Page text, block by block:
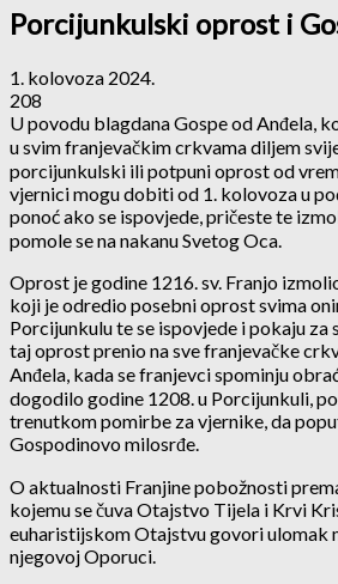
Porcijunkulski oprost i
1. kolovoza 2024.
208
U povodu blagdana Gospe od Anđela,
u svim franjevačkim crkvama diljem
porcijunkulski ili potpuni oprost od
vjernici mogu dobiti od 1. kolovoza u
ponoć ako se ispovjede, pričeste te
pomole se na nakanu Svetog Oca.
Oprost je godine 1216. sv. Franjo
koji je odredio posebni oprost svima
Porcijunkulu te se ispovjede i pokaju za
taj oprost prenio na sve franjevačke
Anđela, kada se franjevci spominju
dogodilo godine 1208. u Porcijunkuli,
trenutkom pomirbe za vjernike, da
Gospodinovo milosrđe.
O aktualnosti Franjine pobožnosti
kojemu se čuva Otajstvo Tijela i Krvi
euharistijskom Otajstvu govori ulomak
njegovoj Oporuci.